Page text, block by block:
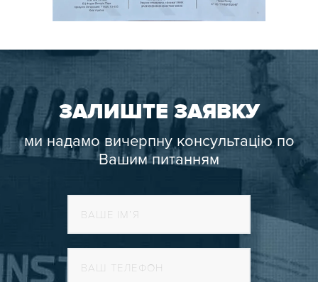
ЗАЛИШТЕ ЗАЯВКУ
ми надамо вичерпну консультацію по
Вашим питанням